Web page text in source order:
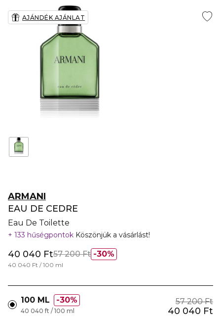
AJÁNDÉK AJÁNLAT
ARMANI
EAU DE CEDRE
Eau De Toilette
133 hűségpontok Köszönjük a vásárlást!
30%
40 040 Ft57 200 Ft
40 040 Ft / 100 ml
100 ML 30% 57 200 Ft
40 040 Ft
40 040 ft / 100 ml